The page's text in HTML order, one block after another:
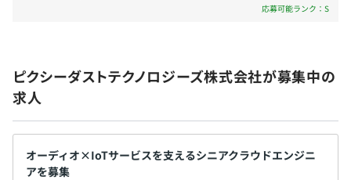
応募可能ランク：S
ピクシーダストテクノロジーズ株式会社が募集中の
求人
オーディオ×IoTサービスを支えるシニアクラウドエンジニ
アを募集